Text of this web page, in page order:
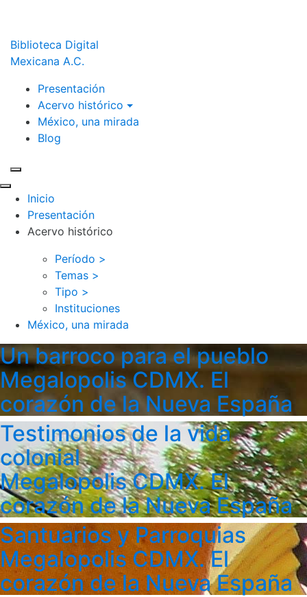
Biblioteca Digital
Mexicana A.C.
Presentación
Acervo histórico
México, una mirada
Blog
Inicio
Presentación
Acervo histórico
Período >
Temas >
Tipo >
Instituciones
México, una mirada
Un barroco para el pueblo
Megalopolis CDMX. El
corazón de la Nueva España
Testimonios de la vida
colonial
Megalopolis CDMX. El
corazón de la Nueva España
Santuarios y Parroquias
Megalopolis CDMX. El
corazón de la Nueva España